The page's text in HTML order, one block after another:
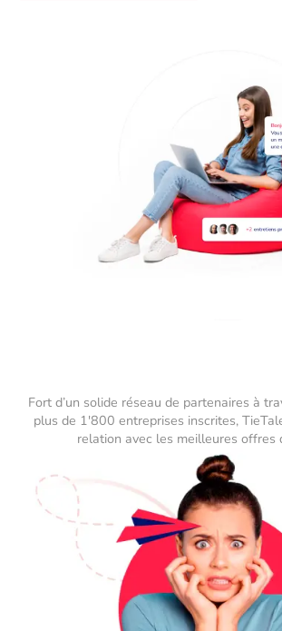
Fort d’un solide réseau de partenaires à
plus de 1'800 entreprises inscrites,
relation avec les meilleures offres